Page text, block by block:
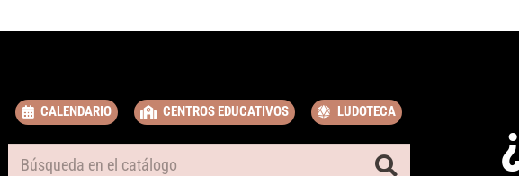
CALENDARIO CENTROS EDUCATIVOS LUDOTECA